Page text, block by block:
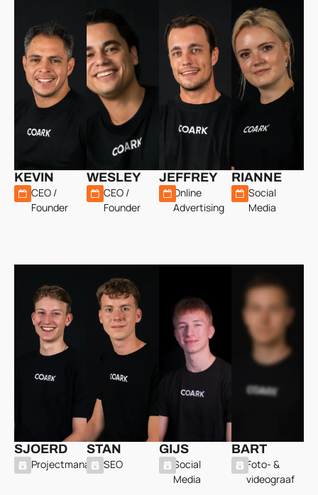
KEVIN
CEO /
Founder
WESLEY
CEO /
Founder
JEFFREY
Online
Advertising
RIANNE
Social
Media
SJOERD
Projectmanager
STAN
SEO
GIJS
Social
Media
BART
Foto- &
videograaf